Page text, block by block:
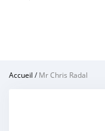
Accueil /Mr Chris Radal